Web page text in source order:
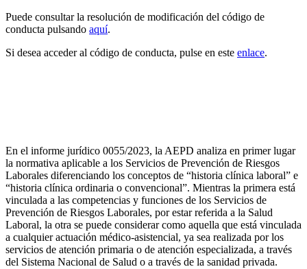
Puede consultar la resolución de modificación del código de
conducta pulsando aquí.
Si desea acceder al código de conducta, pulse en este enlace.
En el informe jurídico 0055/2023, la AEPD analiza en primer lugar
la normativa aplicable a los Servicios de Prevención de Riesgos
Laborales diferenciando los conceptos de “historia clínica laboral” e
“historia clínica ordinaria o convencional”. Mientras la primera está
vinculada a las competencias y funciones de los Servicios de
Prevención de Riesgos Laborales, por estar referida a la Salud
Laboral, la otra se puede considerar como aquella que está vinculada
a cualquier actuación médico-asistencial, ya sea realizada por los
servicios de atención primaria o de atención especializada, a través
del Sistema Nacional de Salud o a través de la sanidad privada.